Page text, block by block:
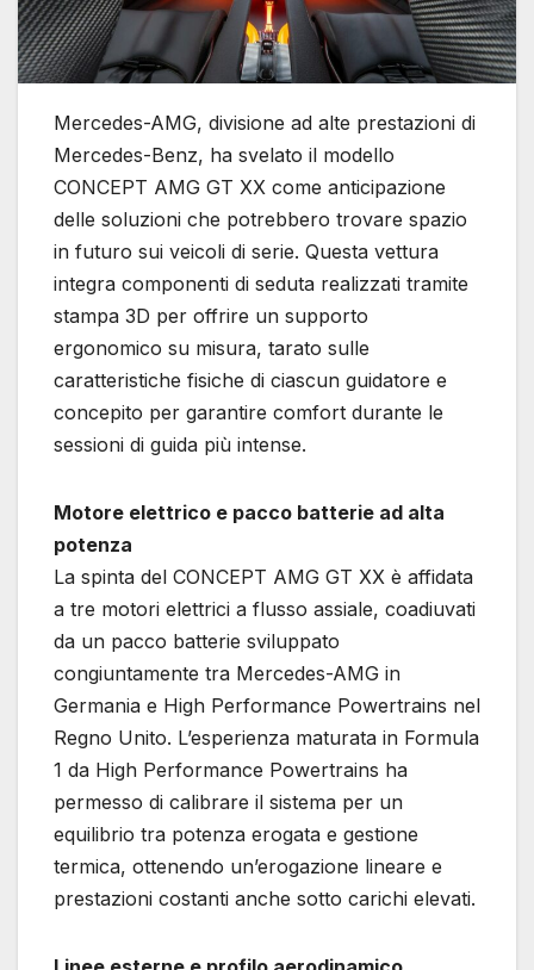
Mercedes-AMG, divisione ad alte prestazioni di
Mercedes-Benz, ha svelato il modello
CONCEPT AMG GT XX come anticipazione
delle soluzioni che potrebbero trovare spazio
in futuro sui veicoli di serie. Questa vettura
integra componenti di seduta realizzati tramite
stampa 3D per offrire un supporto
ergonomico su misura, tarato sulle
caratteristiche fisiche di ciascun guidatore e
concepito per garantire comfort durante le
sessioni di guida più intense.
Motore elettrico e pacco batterie ad alta
potenza
La spinta del CONCEPT AMG GT XX è affidata
a tre motori elettrici a flusso assiale, coadiuvati
da un pacco batterie sviluppato
congiuntamente tra Mercedes-AMG in
Germania e High Performance Powertrains nel
Regno Unito. L’esperienza maturata in Formula
1 da High Performance Powertrains ha
permesso di calibrare il sistema per un
equilibrio tra potenza erogata e gestione
termica, ottenendo un’erogazione lineare e
prestazioni costanti anche sotto carichi elevati.